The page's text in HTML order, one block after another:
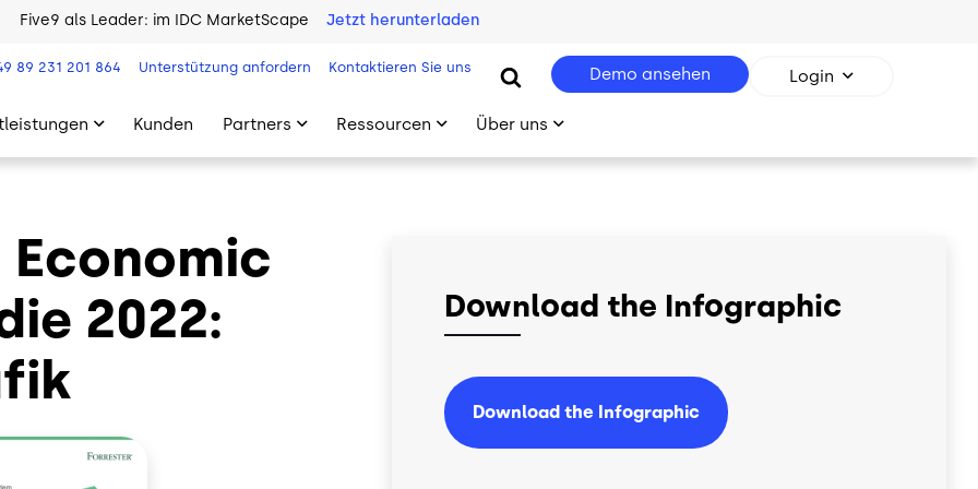
Five9 als Leader: im IDC MarketScape Jetzt herunterladen
89 231 201 864 Unterstützung anfordern Kontaktieren Sie uns Demo ansehen Login
Kunden Partners Ressourcen Über uns
2022:
Download the Infographic
Download the Infographic